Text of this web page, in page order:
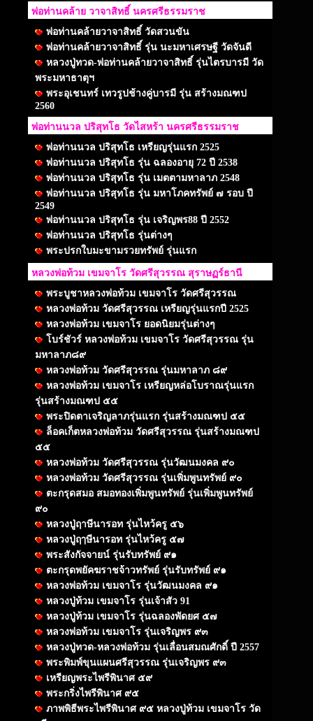
พ่อท่านคล้าย วาจาสิทธิ์ นครศรีธรรมราช
พ่อท่านคล้ายวาจาสิทธิ์ วัดสวนขัน
พ่อท่านคล้ายวาจาสิทธิ์ รุ่น นะมหาเศรษฐี วัดจันดี
หลวงปู่ทวด-พ่อท่านคล้ายวาจาสิทธิ์ รุ่นไตรบารมี วัด
พระมหาธาตุฯ
พระอุเชนทร์ เทวรูปช้างคู่บารมี รุ่น สร้างมณฑป
2560
พ่อท่านนวล ปริสุทโธ วัดไสหร้า นครศรีธรรมราช
พ่อท่านนวล ปริสุทโธ เหรียญรุ่นแรก 2525
พ่อท่านนวล ปริสุทโธ รุ่น ฉลองอายุ 72 ปี 2538
พ่อท่านนวล ปริสุทโธ รุ่น เมตตามหาลาภ 2548
พ่อท่านนวล ปริสุทโธ รุ่น มหาโภคทรัพย์ ๗ รอบ ปี
2549
พ่อท่านนวล ปริสุทโธ รุ่น เจริญพร88 ปี 2552
พ่อท่านนวล ปริสุทโธ รุ่นต่างๆ
พระปรกใบมะขามรวยทรัพย์ รุ่นแรก
หลวงพ่อท้วม เขมจาโร วัดศรีสุวรรณ สุราษฏร์ธานี
พระบูชาหลวงพ่อท้วม เขมจาโร วัดศรีสุวรรณ
หลวงพ่อท้วม วัดศรีสุวรรณ เหรียญรุ่นแรกปี 2525
หลวงพ่อท้วม เขมจาโร ยอดนิยมรุ่นต่างๆ
โบร์ชัวร์ หลวงพ่อท้วม เขมจาโร วัดศรีสุวรรณ รุ่น
มหาลาภ๘๙
หลวงพ่อท้วม วัดศรีสุวรรณ รุ่นมหาลาภ ๘๙
หลวงพ่อท้วม เขมจาโร เหรียญหล่อโบราณรุ่นแรก
รุ่นสร้างมณฑป ๕๕
พระปิดตาเจริญลาภรุ่นแรก รุ่นสร้างมณฑป ๕๕
ล็อคเก็ตหลวงพ่อท้วม วัดศรีสุวรรณ รุ่นสร้างมณฑป
๕๕
หลวงพ่อท้วม วัดศรีสุวรรณ รุ่นวัฒนมงคล ๙๐
หลวงพ่อท้วม วัดศรีสุวรรณ รุ่นเพิ่มพูนทรัพย์ ๙๐
ตะกรุดสมอ สมอทองเพิ่มพูนทรัพย์ รุ่นเพิ่มพูนทรัพย์
๙๐
หลวงปู่ฤาษีนารอท รุ่นไหว้ครู ๕๖
หลวงปู่ฤๅษีนารอท รุ่นไหว้ครู ๕๗
พระสังกัจจายน์ รุ่นรับทรัพย์ ๙๑
ตะกรุดพยัคฆราชจ้าวทรัพย์ รุ่นรับทรัพย์ ๙๑
หลวงพ่อท้วม เขมจาโร รุ่นวัฒนมงคล ๙๑
หลวงปู่ท้วม เขมจาโร รุ่นเจ้าสัว 91
หลวงปู่ท้วม เขมจาโร รุ่นฉลองพัดยศ ๕๗
หลวงพ่อท้วม เขมจาโร รุ่นเจริญพร ๙๓
หลวงปู่ทวด-หลวงพ่อท้วม รุ่นเลื่อนสมณศักดิ์ ปี 2557
พระพิมพ์ขุนแผนศรีสุวรรณ รุ่นเจริญพร ๙๓
เหรียญพระไพรีพินาศ ๕๙
พระกริ่งไพรีพินาศ ๙๕
ภาพพิธีพระไพรีพินาศ ๙๕ หลวงปู่ท้วม เขมจาโร วัด